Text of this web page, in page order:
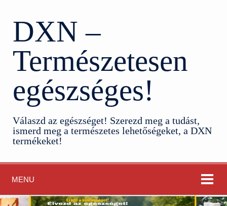
DXN –
Természetesen
egészséges!
Válaszd az egészséget! Szerezd meg a tudást,
ismerd meg a természetes lehetőségeket, a DXN
termékeket!
MENU